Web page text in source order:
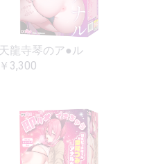
天龍寺琴のア●ル
￥3,300